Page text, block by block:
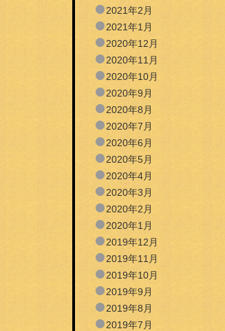
2021年2月
2021年1月
2020年12月
2020年11月
2020年10月
2020年9月
2020年8月
2020年7月
2020年6月
2020年5月
2020年4月
2020年3月
2020年2月
2020年1月
2019年12月
2019年11月
2019年10月
2019年9月
2019年8月
2019年7月